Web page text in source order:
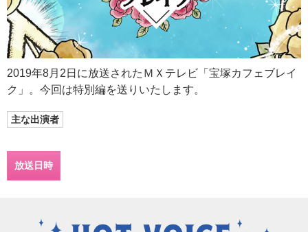
2019年8月2日に放送されたＭＸテレビ「宝塚カフェブレイ
ク」。今回は特別編を送りいたします。
主な出演者
放送日時